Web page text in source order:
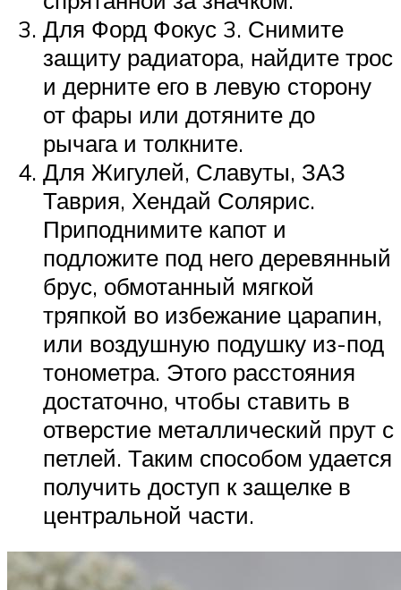
Для Форд Фокус 3. Снимите
защиту радиатора, найдите трос
и дерните его в левую сторону
от фары или дотяните до
рычага и толкните.
Для Жигулей, Славуты, ЗАЗ
Таврия, Хендай Солярис.
Приподнимите капот и
подложите под него деревянный
брус, обмотанный мягкой
тряпкой во избежание царапин,
или воздушную подушку из-под
тонометра. Этого расстояния
достаточно, чтобы ставить в
отверстие металлический прут с
петлей. Таким способом удается
получить доступ к защелке в
центральной части.